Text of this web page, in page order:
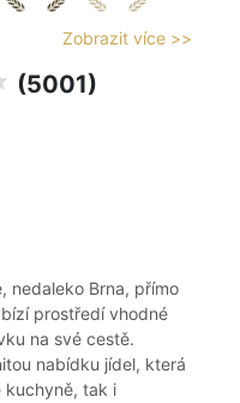
Zobrazit více >>
(5001)
nedaleko Brna, přímo
prostředí vhodné
na své cestě.
nabídku jídel, která
kuchyně, tak i